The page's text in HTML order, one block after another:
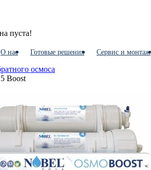
пуста!
О нас Готовые решения Сервис и монтаж
осмоса
Boost